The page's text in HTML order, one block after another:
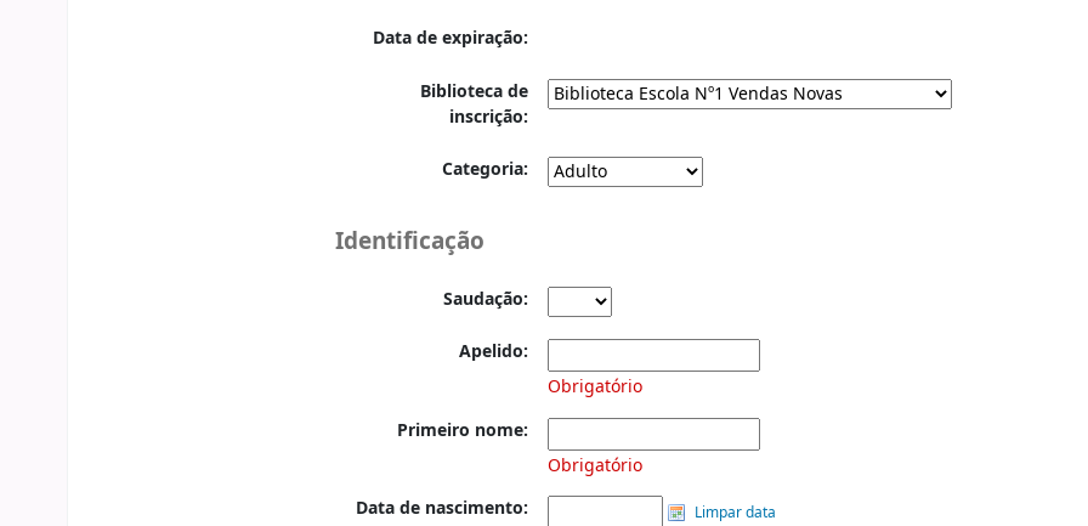
Data de expiração:
Biblioteca de
inscrição:
Categoria:
Identificação
Saudação:
Apelido:
Obrigatório
Primeiro nome:
Obrigatório
Data de nascimento:
Limpar data